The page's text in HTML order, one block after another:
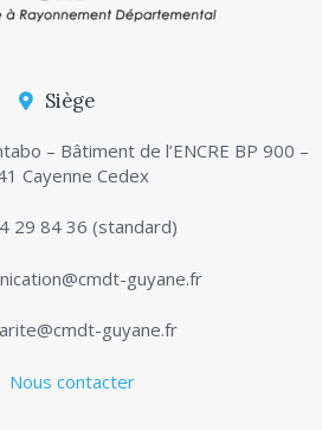
Siège
– Bâtiment de l’ENCRE BP 900 –
Cayenne Cedex
29 84 36 (standard)
guyane.fr
guyane.fr
Nous contacter